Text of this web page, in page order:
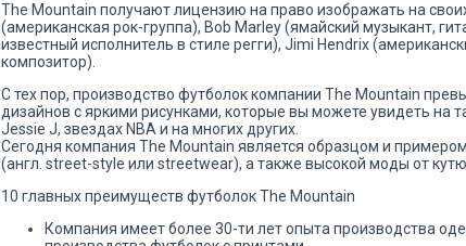
The Mountain получают лицензию на право изображать на
(американская рок-группа), Bob Marley (ямайский музыкант,
известный исполнитель в стиле регги), Jimi Hendrix
композитор).
С тех пор, производство футболок компании The Mountain
дизайнов с яркими рисунками, которые вы можете увидеть на
Jessie J, звездах NBA и на многих других.
Сегодня компания The Mountain является образцом и
(англ. street-style или streetwear), а также высокой моды от
10 главных преимуществ футболок The Mountain
Компания имеет более 30-ти лет опыта производства